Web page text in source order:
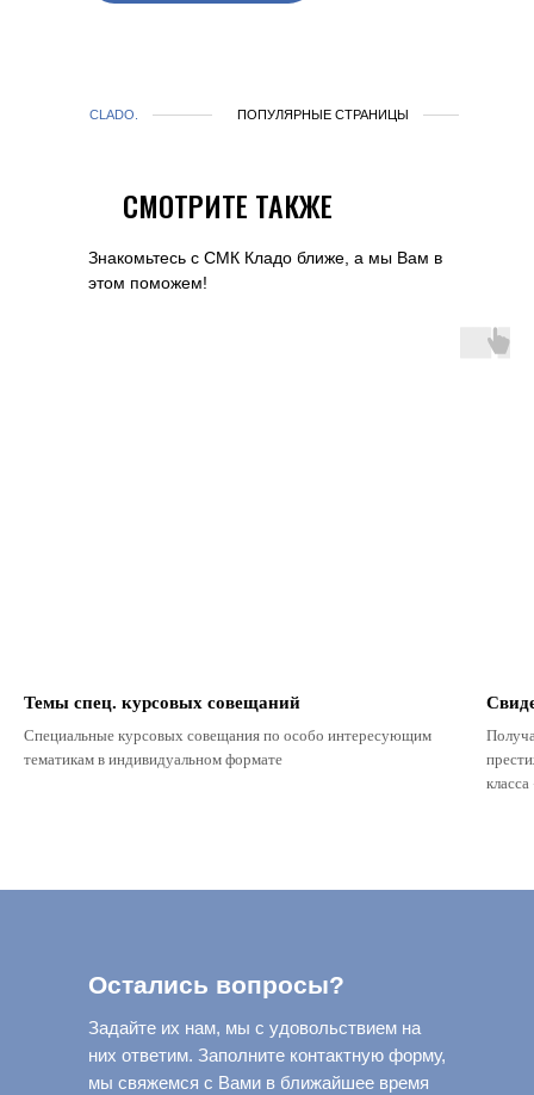
Знакомьтесь с СМК Кладо ближе, а мы Вам в
этом поможем!
ПОПУЛЯРНЫЕ СТРАНИЦЫ
CLADO.
СМОТРИТЕ ТАКЖЕ
Темы спец. курсовых совещаний
Специальные курсовых совещания по особо интересующим
тематикам в индивидуальном формате
Задайте их нам, мы с удовольствием на
них ответим. Заполните контактную форму,
мы свяжемся с Вами в ближайшее время
Остались вопросы?